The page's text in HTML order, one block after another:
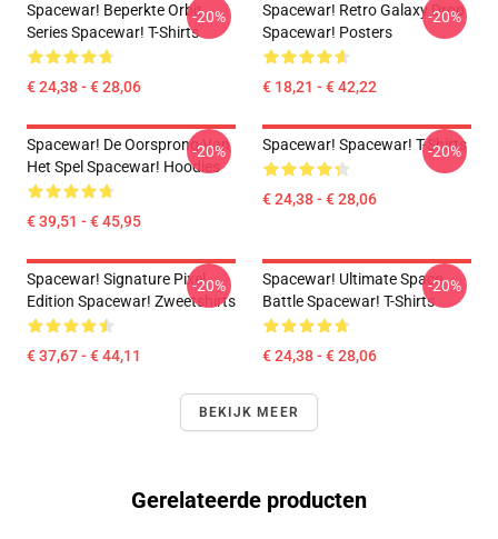
Spacewar! Beperkte Orbit
Series Spacewar! T-Shirts
€ 24,38 - € 28,06
-20%
Spacewar! Retro Galaxy Drop
Spacewar! Posters
€ 18,21 - € 42,22
-20%
Spacewar! De Oorsprong Van
Het Spel Spacewar! Hoodies
€ 39,51 - € 45,95
-20% Spacewar! Spacewar! T-Shirts
€ 24,38 - € 28,06
-20%
Spacewar! Signature Pixel
Edition Spacewar! Zweetshirts
€ 37,67 - € 44,11
-20%
Spacewar! Ultimate Space
Battle Spacewar! T-Shirts
€ 24,38 - € 28,06
-20%
BEKIJK MEER
Gerelateerde producten